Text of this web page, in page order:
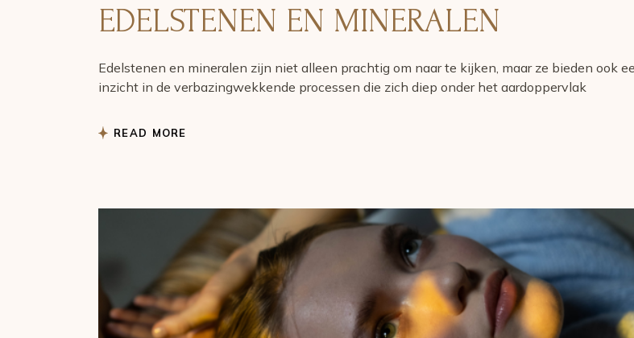
EDELSTENEN EN MINERALEN
Edelstenen en mineralen zijn niet alleen prachtig om naar te kijken, maar ze bieden ook
inzicht in de verbazingwekkende processen die zich diep onder het aardoppervlak
READ MORE